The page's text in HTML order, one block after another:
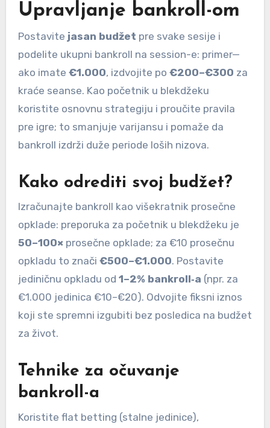
Upravljanje bankroll-om
Postavite jasan budžet pre svake sesije i
podelite ukupni bankroll na session-e: primer—
ako imate €1.000, izdvojite po €200–€300 za
kraće seanse. Kao početnik u blekdžeku
koristite osnovnu strategiju i proučite pravila
pre igre; to smanjuje varijansu i pomaže da
bankroll izdrži duže periode loših nizova.
Kako odrediti svoj budžet?
Izračunajte bankroll kao višekratnik prosečne
opklade: preporuka za početnik u blekdžeku je
50–100×prosečne opklade; za €10 prosečnu
opkladu to znači €500–€1.000. Postavite
jediničnu opkladu od 1–2% bankroll‑a (npr. za
€1.000 jedinica €10–€20). Odvojite fiksni iznos
koji ste spremni izgubiti bez posledica na budžet
za život.
Tehnike za očuvanje
bankroll-a
Koristite flat betting (stalne jedinice),